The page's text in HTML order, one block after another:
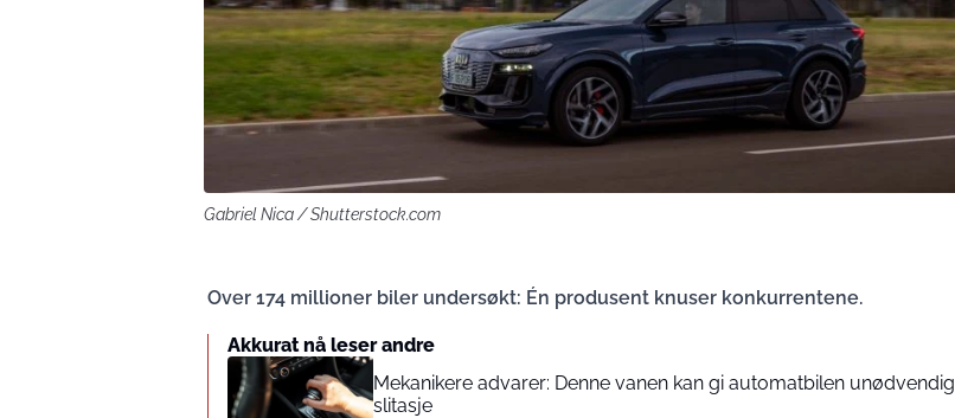
Gabriel Nica / Shutterstock.com
Over 174 millioner biler undersøkt: Én produsent knuser konkurrentene.
Akkurat nå leser andre
Mekanikere advarer: Denne vanen kan gi automatbilen unødvendig
slitasje